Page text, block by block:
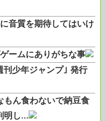
音質を期待してはいけ
ームにありがちな事
刊少年ジャンプ｣ 発行
もん食わないで納豆食
明し...